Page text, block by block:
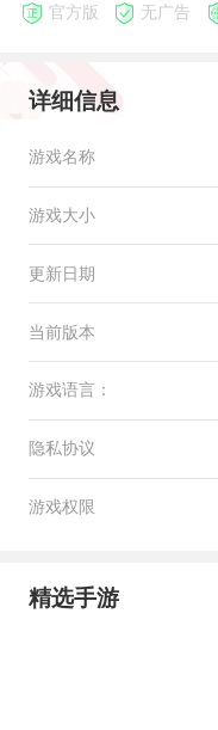
官方版 无广告
详细信息
游戏名称
游戏大小
更新日期
当前版本
游戏语言：
隐私协议
游戏权限
精选手游